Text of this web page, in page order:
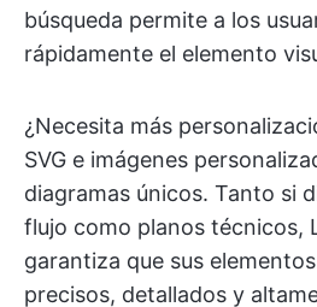
búsqueda permite a los
rápidamente el elemento
¿Necesita más
SVG e imágenes
diagramas únicos. Tanto si
flujo como planos técnicos,
garantiza que sus
precisos, detallados y